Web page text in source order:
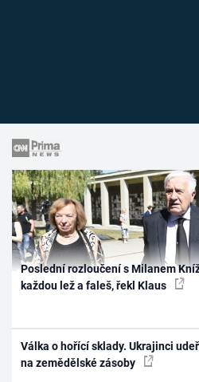
Poslední rozloučení s Milanem
každou lež a faleš, řekl Klaus
Válka o hořící sklady. Ukrajinci
na zemědělské zásoby